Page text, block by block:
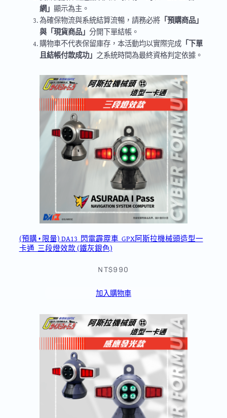
網」 顯示為主。
為確保物流與系統結算流暢，請務必將「預購商品」
與「現貨商品」 分開下單結帳。
購物車不代表保留庫存，本活動均以實際完成「下單
且結帳付款成功」 之系統時間為最終資格判定依據。
(預購 • 限量) DA13_閃電霹靂車_GPX阿斯拉機械頭造型一
卡通_三段燈效款 (鐵灰銀色)
NT$990
加入購物車